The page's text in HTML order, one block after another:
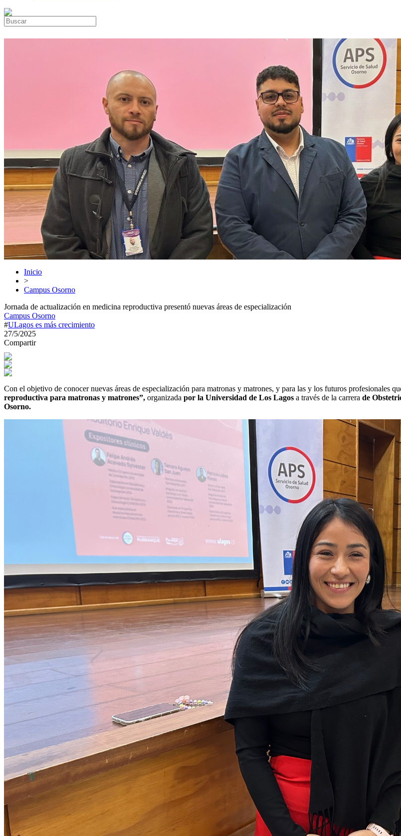
Inicio
>
Campus Osorno
Jornada de actualización en medicina reproductiva presentó nuevas áreas de especialización
Campus Osorno
#ULagos es más crecimiento
27/5/2025
Compartir
Con el objetivo de conocer nuevas áreas de especialización para matronas y matrones, y para las y los futuros profesionales
reproductiva para matronas y matrones”, organizada por la Universidad de Los Lagos a través de la carrera de
Osorno.